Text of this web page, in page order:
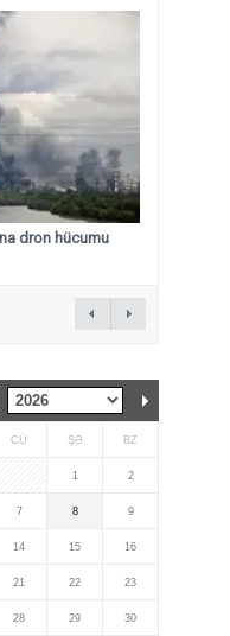
dron hücumu
CÜ ŞƏ BZ
1 2
7 8 9
14 15 16
21 22 23
28 29 30